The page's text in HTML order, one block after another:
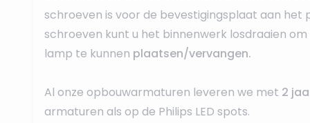
schroeven is voor de bevestigingsplaat aan het
schroeven kunt u het binnenwerk losdraaien om
lamp te kunnen plaatsen/vervangen.
Al onze opbouwarmaturen leveren we met 2
armaturen als op de Philips LED spots.